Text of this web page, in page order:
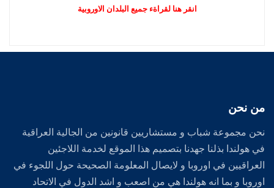
انقر هنا لقراةء جميع البلدان الاوروبية
من نحن
نحن مجموعة شباب و مستشاريين قانونين من الجالية العراقية
في هولندا بذلنا جهدنا بتصميم هذا الموقع لخدمة اللاجئين
العراقيين في اوروبا و لايصال المعلومة الصحيحة حول اللجوء في
اوروبا و بما انه هولندا هي من اصعب و اشد الدول في الاتحاد